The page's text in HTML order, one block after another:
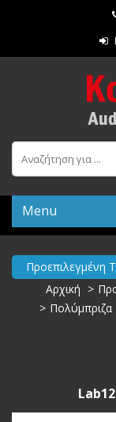
Menu
Προεπιλεγμένη
Αρχική